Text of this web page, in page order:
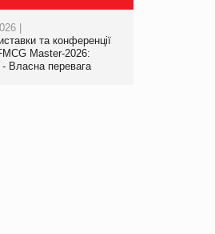
|
та конференції
Master-2026:
Власна перевага